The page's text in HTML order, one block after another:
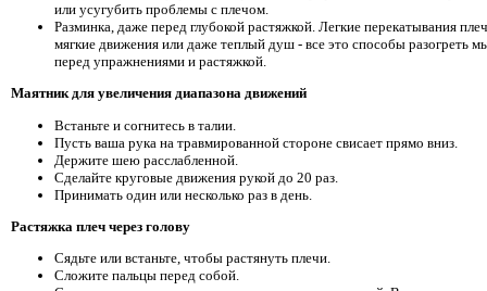
или усугубить проблемы с плечом.
Разминка, даже перед глубокой растяжкой. Легкие перекатывания
мягкие движения или даже теплый душ - все это способы разогреть
перед упражнениями и растяжкой.
Маятник для увеличения диапазона движений
Встаньте и согнитесь в талии.
Пусть ваша рука на травмированной стороне свисает прямо вниз.
Держите шею расслабленной.
Сделайте круговые движения рукой до 20 раз.
Принимать один или несколько раз в день.
Растяжка плеч через голову
Сядьте или встаньте, чтобы растянуть плечи.
Сложите пальцы перед собой.